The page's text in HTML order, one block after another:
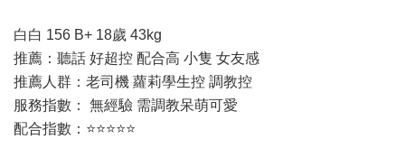
白白 156 B+ 18歲 43kg
推薦：聽話 好超控 配合高 小隻 女友感
推薦人群：老司機 蘿莉學生控 調教控
服務指數： 無經驗 需調教呆萌可愛
配合指數：⭐️⭐️⭐️⭐️⭐️